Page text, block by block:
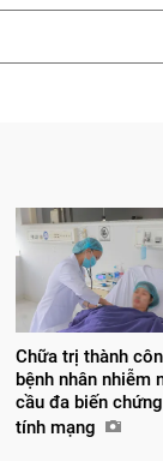
Chữa trị thành
bệnh nhân nhiễm
cầu đa biến
tính mạng